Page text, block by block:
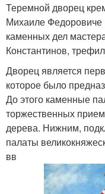
Теремной дворец
Михаиле Федоровиче
каменных дел
Константинов,
Дворец является
которое было
До этого каменные
торжественных
дерева. Нижним,
палаты
вв